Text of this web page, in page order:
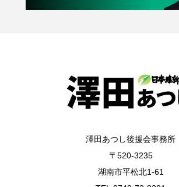
澤田あつし後援会事務所
〒520-3235
湖南市平松北1-61